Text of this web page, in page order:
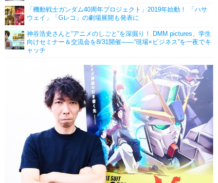
「機動戦士ガンダム40周年プロジェクト」2019年始動！ 「ハサ
ウェイ」「Gレコ」の劇場展開も発表に
神谷浩史さんと“アニメのしごと”を深掘り！ DMM pictures、学生
向けセミナー＆交流会を8/31開催――“現場×ビジネス”を一夜でキ
ャッチ